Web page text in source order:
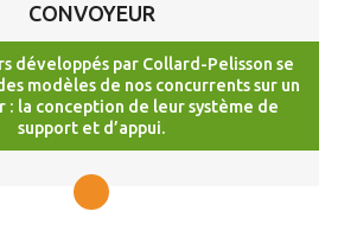
CONVOYEUR
développés par Collard-Pelisson se
modèles de nos concurrents sur un
: la conception de leur système de
support et d’appui.